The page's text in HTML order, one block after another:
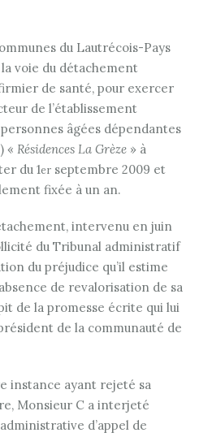
du Lautrécois-Pays
voie du détachement
de santé, pour exercer
de l’établissement
âgées dépendantes
« Résidences La Grèze » à
du 1er septembre 2009 et
fixée à un an.
intervenu en juin
du Tribunal administratif
du préjudice qu’il estime
de revalorisation de sa
de la promesse écrite qui lui
de la communauté de
instance ayant rejeté sa
Monsieur C a interjeté
d’appel de